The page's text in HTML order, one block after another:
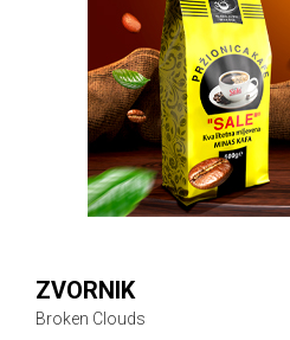
ZVORNIK
Broken Clouds